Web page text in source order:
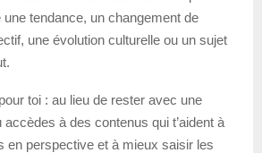
tendance, un changement de
une évolution culturelle ou un sujet
toi : au lieu de rester avec une
à des contenus qui t’aident à
en perspective et à mieux saisir les